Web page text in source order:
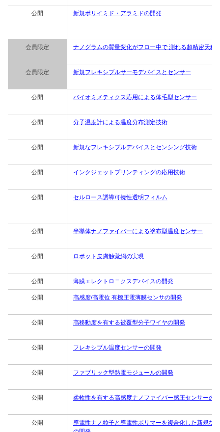
公開 新規ポリイミド・アラミドの開発
会員限定 ナノグラムの質量変化がフロー中で 測れる超精密天秤
会員限定 新規フレキシブルサーモデバイスとセンサー
公開 バイオミメティクス応用による体毛型センサー
公開 分子温度計による温度分布測定技術
公開 新規なフレキシブルデバイスとセンシング技術
公開 インクジェットプリンティングの応用技術
公開 セルロース誘導可撓性透明フィルム
公開 半導体ナノファイバーによる塗布型温度センサー
公開 ロボット皮膚触覚網の実現
公開 薄膜エレクトロニクスデバイスの開発
公開 高感度/高電位 有機圧電薄膜センサの開発
公開 高移動度を有する被覆型分子ワイヤの開発
公開 フレキシブル温度センサーの開発
公開 ファブリック型熱電モジュールの開発
公開 柔軟性を有する高感度ナノファイバー感圧センサーの
公開
導電性ナノ粒子と導電性ポリマーを複合化した新規な